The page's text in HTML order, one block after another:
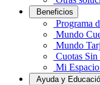
Beneficios
Programa
Mundo
Mundo
Cuotas Sin
Mi
Ayuda y